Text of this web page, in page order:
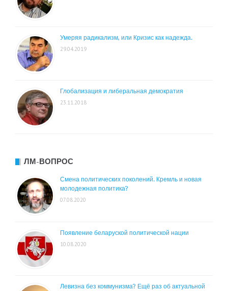
Умеряя радикализм, или Кризис как надежда.
29.04.2019
Глобализация и либеральная демократия
23.11.2018
ЛМ-ВОПРОС
Смена политических поколений. Кремль и новая
молодежная политика?
07.08.2020
Появление беларуской политической нации
10.08.2020
Левизна без коммунизма? Ещё раз об актуальной